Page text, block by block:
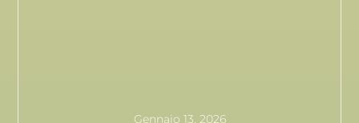
Gennaio 13, 2026